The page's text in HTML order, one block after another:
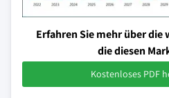
Erfahren Sie mehr über die
die diesen
Kostenloses PDF